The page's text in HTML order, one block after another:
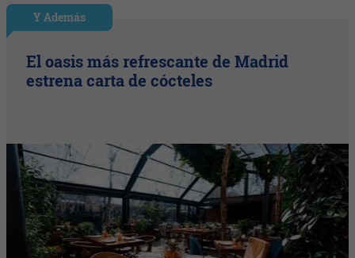
Y Además
El oasis más refrescante de Madrid
estrena carta de cócteles